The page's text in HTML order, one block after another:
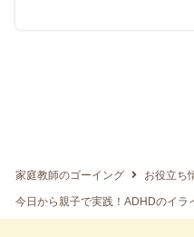
家庭教師のゴーイング お役立ち
今日から親子で実践！ADHDのイラ